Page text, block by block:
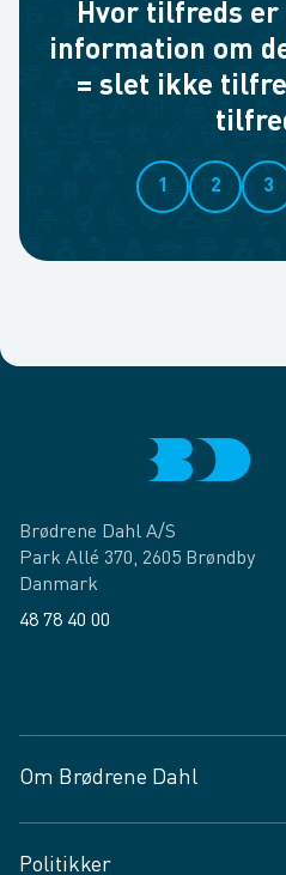
Hvor tilfreds er
information om
= slet ikke
1 2 3
Brødrene Dahl A/S
Park Allé 370, 2605 Brøndby
Danmark
48 78 40 00
Om Brødrene Dahl
Politikker